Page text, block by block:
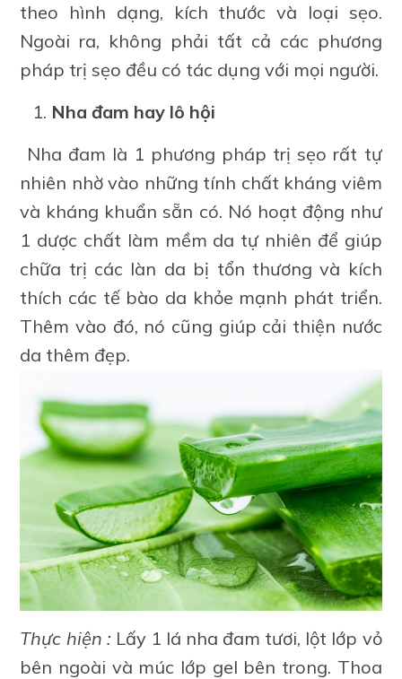
theo hình dạng, kích thước và loại sẹo.
Ngoài ra, không phải tất cả các phương
pháp trị sẹo đều có tác dụng với mọi người.
Nha đam hay lô hội
Nha đam là 1 phương pháp trị sẹo rất tự
nhiên nhờ vào những tính chất kháng viêm
và kháng khuẩn sẵn có. Nó hoạt động như
1 dược chất làm mềm da tự nhiên để giúp
chữa trị các làn da bị tổn thương và kích
thích các tế bào da khỏe mạnh phát triển.
Thêm vào đó, nó cũng giúp cải thiện nước
da thêm đẹp.
Thực hiện : Lấy 1 lá nha đam tươi, lột lớp vỏ
bên ngoài và múc lớp gel bên trong. Thoa